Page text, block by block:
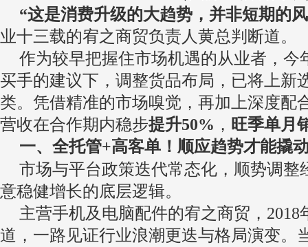
“这是消费升级的大趋势，并非短期的
业十三载的宥之商贸负责人黄总判断道。
作为较早把握住市场机遇的从业者，今
买手的建议下，调整货品布局，已将上新
类。凭借精准的市场嗅觉，再加上深度配
营收在合作期内稳步提升50% ， 旺季单月
一、全托管+高客单！顺应趋势才能撬
市场与平台政策迭代常态化，顺势调整
意稳健增长的底层逻辑。
主营手机及电脑配件的宥之商贸，2018
道，一路见证行业浪潮更迭与格局演变。